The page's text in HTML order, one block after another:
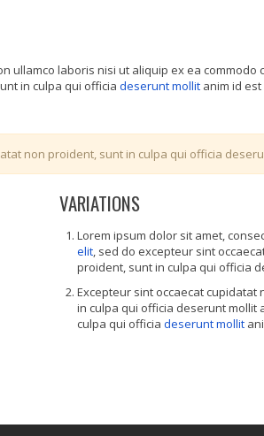
ullamco laboris nisi ut aliquip ex ea commodo
in culpa qui officia deserunt mollit anim id
non proident, sunt in culpa qui officia
VARIATIONS
Lorem ipsum dolor sit amet,
elit, sed do excepteur sint
proident, sunt in culpa qui officia
Excepteur sint occaecat cupidatat
in culpa qui officia deserunt mollit
culpa qui officia deserunt mollit